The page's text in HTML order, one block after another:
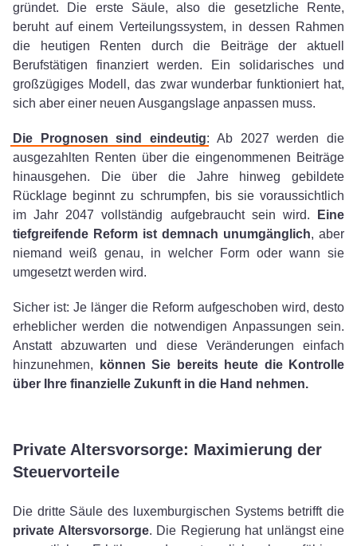
gründet. Die erste Säule, also die gesetzliche Rente,
beruht auf einem Verteilungssystem, in dessen Rahmen
die heutigen Renten durch die Beiträge der aktuell
Berufstätigen finanziert werden. Ein solidarisches und
großzügiges Modell, das zwar wunderbar funktioniert hat,
sich aber einer neuen Ausgangslage anpassen muss.
Die Prognosen sind eindeutig: Ab 2027 werden die
ausgezahlten Renten über die eingenommenen Beiträge
hinausgehen. Die über die Jahre hinweg gebildete
Rücklage beginnt zu schrumpfen, bis sie voraussichtlich
im Jahr 2047 vollständig aufgebraucht sein wird.
Eine
tiefgreifende Reform ist demnach unumgänglich, aber
niemand weiß genau, in welcher Form oder wann sie
umgesetzt werden wird.
Sicher ist: Je länger die Reform aufgeschoben wird, desto
erheblicher werden die notwendigen Anpassungen sein.
Anstatt abzuwarten und diese Veränderungen einfach
hinzunehmen,
können Sie bereits heute die Kontrolle
über Ihre finanzielle Zukunft in die Hand nehmen.
Private Altersvorsorge: Maximierung der
Steuervorteile
Die dritte Säule des luxemburgischen Systems betrifft die
private Altersvorsorge. Die Regierung hat unlängst eine